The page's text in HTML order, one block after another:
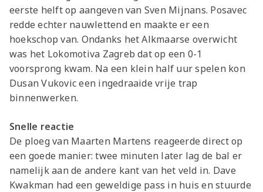
eerste helft op aangeven van Sven Mijnans. Posavec
redde echter nauwlettend en maakte er een
hoekschop van. Ondanks het Alkmaarse overwicht
was het Lokomotiva Zagreb dat op een 0-1
voorsprong kwam. Na een klein half uur spelen kon
Dusan Vukovic een ingedraaide vrije trap
binnenwerken.
Snelle reactie
De ploeg van Maarten Martens reageerde direct op
een goede manier: twee minuten later lag de bal er
namelijk aan de andere kant van het veld in. Dave
Kwakman had een geweldige pass in huis en stuurde